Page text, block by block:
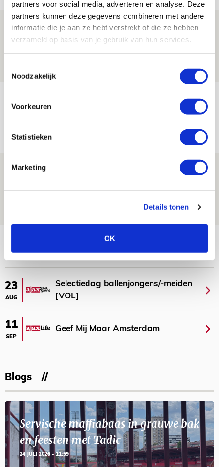
partners voor social media, adverteren en analyse. Deze
partners kunnen deze gegevens combineren met andere
informatie die je aan ze hebt verstrekt of die ze hebben
verzameld op basis van je gebruik van hun services.
Noodzakelijk
Voorkeuren
Statistieken
Marketing
Details tonen
OK
Is dit de laatste wallpaper van Godts in
de Johan Cruijff Arena?
07 AUGUSTUS 2026 - 00:36
Trotse Klaassen: ‘Vierhonderd duels
voor mijn club is heel speciaal’
NIEUWS
Ajax zet Shelbourne eenvoudig opzij en
AGENDA
23
AUG
Selectiedag ballenjongens/-meiden
[VOL]
11
SEP
Geef Mij Maar Amsterdam
Blogs
Servische maffiabaas in grauwe bak
en feesten met Tadic
24 JULI 2026 - 11:59